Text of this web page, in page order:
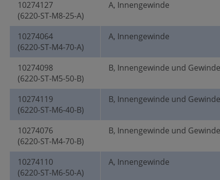
10274127
(6220-ST-M8-25-A)
A, Innengewinde
10274064
(6220-ST-M4-70-A)
A, Innengewinde
10274098
(6220-ST-M5-50-B)
B, Innengewinde und
10274119
(6220-ST-M6-40-B)
B, Innengewinde und
10274076
(6220-ST-M4-70-B)
B, Innengewinde und
10274110
(6220-ST-M6-50-A)
A, Innengewinde